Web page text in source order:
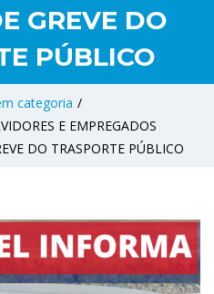
GREVE DO
PÚBLICO
categoria /
E EMPREGADOS
DO TRASPORTE PÚBLICO